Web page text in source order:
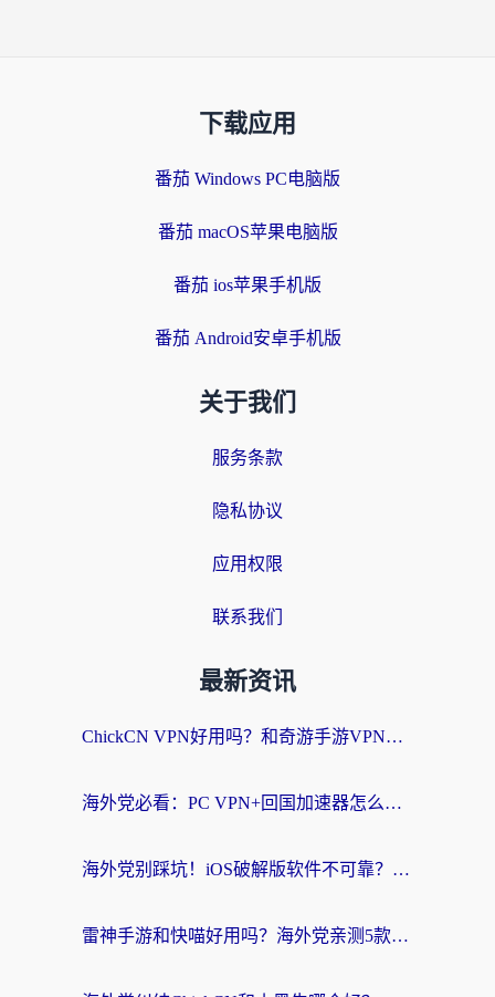
下载应用
番茄 Windows PC电脑版
番茄 macOS苹果电脑版
番茄 ios苹果手机版
番茄 Android安卓手机版
关于我们
服务条款
隐私协议
应用权限
联系我们
最新资讯
ChickCN VPN好用吗？和奇游手游VPN对比哪个回国效果更好？海外党亲测实用指南
海外党必看：PC VPN+回国加速器怎么选？无缝访问国内资源全攻略
海外党别踩坑！iOS破解版软件不可靠？教你选对回国加速器无缝看国内资源
雷神手游和快喵好用吗？海外党亲测5款回国加速器，附斧牛Bling对比+微信视频号解决办法